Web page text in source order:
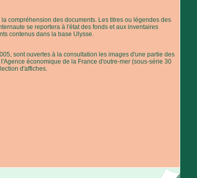
compréhension des documents. Les titres ou légendes des
se reportera à l'état des fonds et aux inventaires
contenus dans la base Ulysse.
sont ouvertes à la consultation les images d'une partie des
économique de la France d'outre-mer (sous-série 30
d'affiches.